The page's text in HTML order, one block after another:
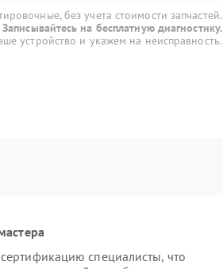
без учета стоимости запчастей.
Записывайтесь на бесплатную диагностику.
устройство и укажем на неисправность.
специалисты, что